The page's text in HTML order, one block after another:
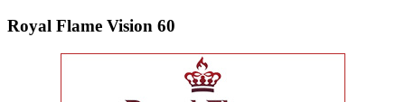
Royal Flame Vision 60